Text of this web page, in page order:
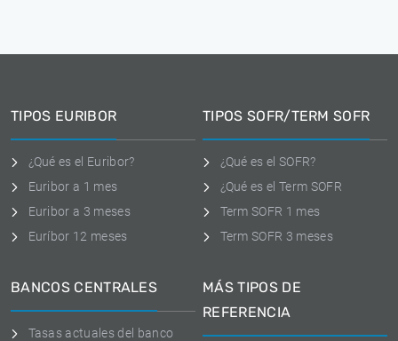
TIPOS EURIBOR
¿Qué es el Euribor?
Euribor a 1 mes
Euribor a 3 meses
Euríbor 12 meses
TIPOS SOFR/TERM SOFR
¿Qué es el SOFR?
¿Qué es el Term SOFR
Term SOFR 1 mes
Term SOFR 3 meses
BANCOS CENTRALES
Tasas actuales del banco
MÁS TIPOS DE
REFERENCIA